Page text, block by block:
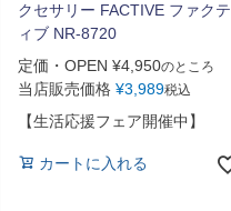
クセサリー FACTIVE ファクテ
ィブ NR-8720
定価・OPEN ¥4,950のところ
当店販売価格 ¥3,989税込
【生活応援フェア開催中】
カートに入れる